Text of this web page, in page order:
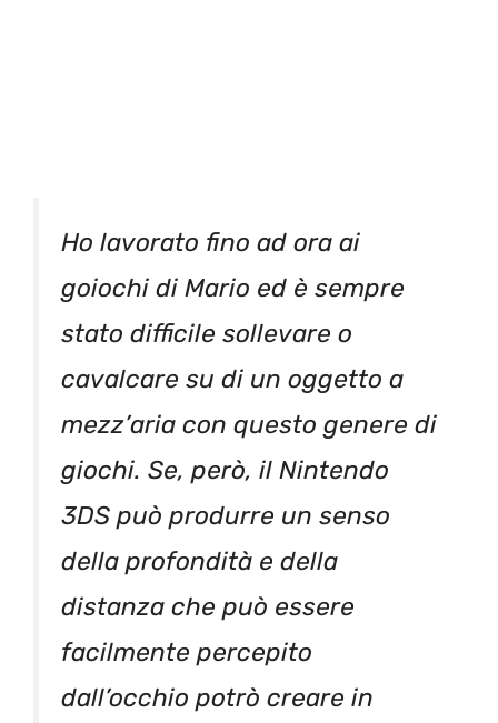
Ho lavorato fino ad ora ai
goiochi di Mario ed è sempre
stato difficile sollevare o
cavalcare su di un oggetto a
mezz’aria con questo genere di
giochi. Se, però, il Nintendo
3DS può produrre un senso
della profondità e della
distanza che può essere
facilmente percepito
dall’occhio potrò creare in